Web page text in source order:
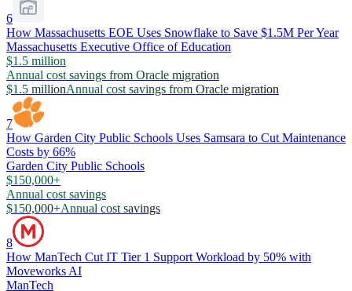
6
How Massachusetts EOE Uses Snowflake to Save $1.5M Per Year
Massachusetts Executive Office of Education
$1.5 million
Annual cost savings from Oracle migration
$1.5 millionAnnual cost savings from Oracle migration
7
How Garden City Public Schools Uses Samsara to Cut Maintenance
Costs by 66%
Garden City Public Schools
$150,000+
Annual cost savings
$150,000+Annual cost savings
8
How ManTech Cut IT Tier 1 Support Workload by 50% with
Moveworks AI
ManTech